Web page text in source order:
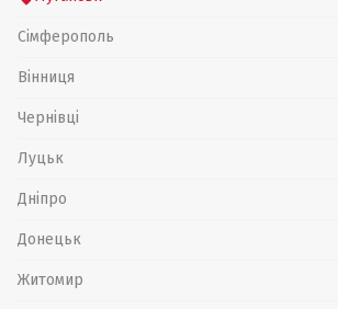
Сімферополь
Вінниця
Чернівці
Луцьк
Дніпро
Донецьк
Житомир